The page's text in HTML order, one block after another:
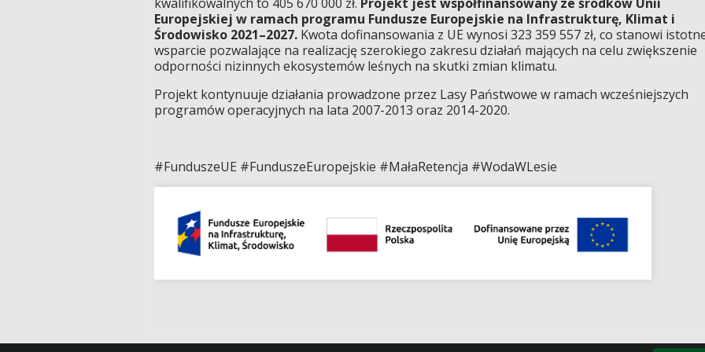
Europejskiej w ramach programu Fundusze Europejskie na Infrastrukturę, Klimat i
Środowisko 2021–2027. Kwota dofinansowania z UE wynosi 323 359 557 zł, co stanowi
wsparcie pozwalające na realizację szerokiego zakresu działań mających na celu zwiększenie
odporności nizinnych ekosystemów leśnych na skutki zmian klimatu.
Projekt kontynuuje działania prowadzone przez Lasy Państwowe w ramach wcześniejszych
programów operacyjnych na lata 2007-2013 oraz 2014-2020.
#FunduszeUE #FunduszeEuropejskie #MałaRetencja #WodaWLesie